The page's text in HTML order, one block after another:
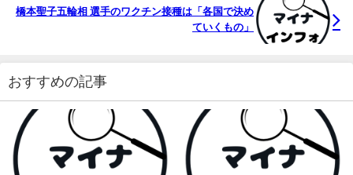
橋本聖子五輪相 選手のワクチン接種は「各国で決め
ていくもの」
おすすめの記事